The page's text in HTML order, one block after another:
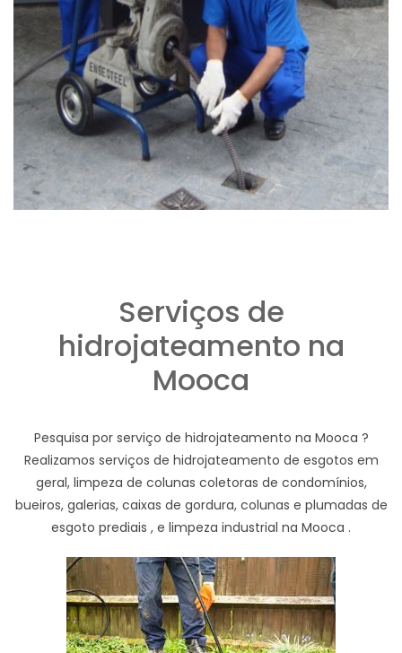
Serviços de
hidrojateamento na
Mooca
Pesquisa por serviço de hidrojateamento na Mooca ?
Realizamos serviços de hidrojateamento de esgotos em
geral, limpeza de colunas coletoras de condomínios,
bueiros, galerias, caixas de gordura, colunas e plumadas de
esgoto prediais , e limpeza industrial na Mooca .